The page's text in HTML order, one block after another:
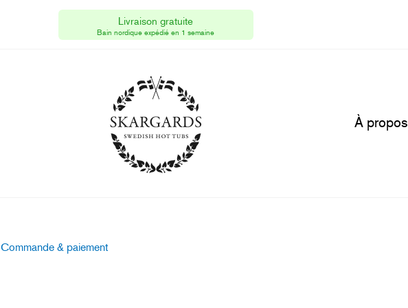
À propos
Livraison gratuite
Bain nordique expédié en 1 semaine
Skargards Hot Tubs [BE]
N° TVA : BE 0653.903.130
Commande & paiement